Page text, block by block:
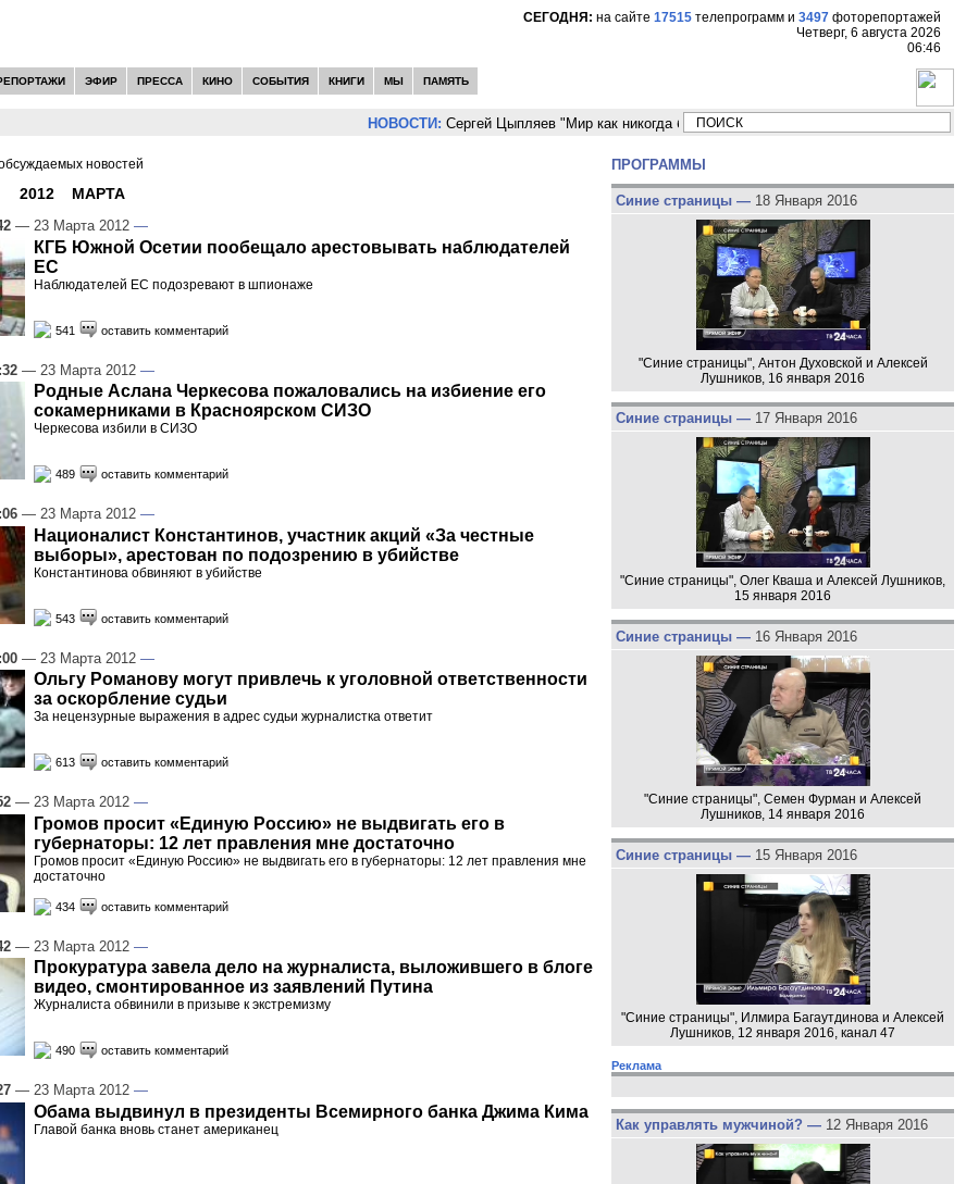
СЕГОДНЯ: на сайте 17515 телепрограмм и 3497 фоторепортажей
Четверг, 6 августа 2026
06:46
ЭФИР ПРЕССА КИНО СОБЫТИЯ КНИГИ МЫ ПАМЯТЬ
НОВОСТИ: Сергей Цыпляев "Мир как никогда близко стоит к угрозе третьей мировой войны"
новостей
2012 МАРТА
— 23 Марта 2012 —
КГБ Южной Осетии пообещало арестовывать наблюдателей
ЕС
Наблюдателей ЕС подозревают в шпионаже
541 оставить комментарий
— 23 Марта 2012 —
Родные Аслана Черкесова пожаловались на избиение его
сокамерниками в Красноярском СИЗО
Черкесова избили в СИЗО
489 оставить комментарий
— 23 Марта 2012 —
Националист Константинов, участник акций «За честные
выборы», арестован по подозрению в убийстве
Константинова обвиняют в убийстве
543 оставить комментарий
— 23 Марта 2012 —
Ольгу Романову могут привлечь к уголовной ответственности
за оскорбление судьи
За нецензурные выражения в адрес судьи журналистка ответит
613 оставить комментарий
— 23 Марта 2012 —
Громов просит «Единую Россию» не выдвигать его в
губернаторы: 12 лет правления мне достаточно
Громов просит «Единую Россию» не выдвигать его в губернаторы: 12 лет правления мне
достаточно
434 оставить комментарий
— 23 Марта 2012 —
Прокуратура завела дело на журналиста, выложившего в блоге
видео, смонтированное из заявлений Путина
Журналиста обвинили в призыве к экстремизму
490 оставить комментарий
— 23 Марта 2012 —
Обама выдвинул в президенты Всемирного банка Джима Кима
Главой банка вновь станет американец
ПРОГРАММЫ
Синие страницы — 18 Января 2016
"Синие страницы", Антон Духовской и Алексей
Лушников, 16 января 2016
Синие страницы — 17 Января 2016
"Синие страницы", Олег Кваша и Алексей Лушников,
15 января 2016
Синие страницы — 16 Января 2016
"Синие страницы", Семен Фурман и Алексей
Лушников, 14 января 2016
Синие страницы — 15 Января 2016
"Синие страницы", Илмира Багаутдинова и Алексей
Лушников, 12 января 2016, канал 47
Реклама
Как управлять мужчиной? — 12 Января 2016